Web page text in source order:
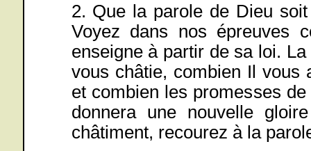
2. Que la parole de Dieu
Voyez dans nos épreuves
enseigne à partir de sa loi.
vous châtie, combien Il vous
et combien les promesses
donnera une nouvelle
châtiment, recourez à la